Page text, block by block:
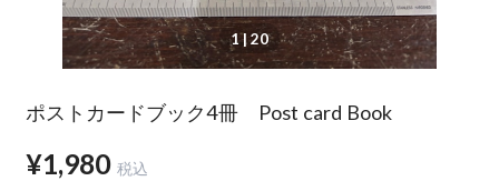
1| 20
ポストカードブック4冊 Post card Book
¥1,980 税込